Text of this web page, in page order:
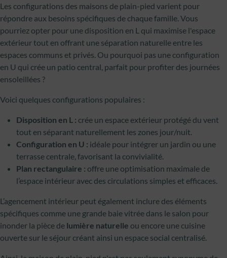
Les configurations des maisons de plain-pied varient pour
répondre aux besoins spécifiques de chaque famille. Vous
pourriez opter pour une disposition en L qui maximise l'espace
extérieur tout en offrant une séparation naturelle entre les
espaces communs et privés. Ou pourquoi pas une configuration
en U qui crée un patio central, parfait pour profiter des journées
ensoleillées ?
Voici quelques configurations populaires :
Disposition en L : crée un espace extérieur protégé du vent
tout en séparant naturellement les zones jour/nuit.
Configuration en U : idéale pour intégrer un jardin ou une
terrasse centrale, favorisant la convivialité.
Plan rectangulaire : offre une optimisation maximale de
l’espace intérieur avec des circulations simples et efficaces.
L’agencement intérieur peut également inclure des éléments
spécifiques comme une grande baie vitrée dans le salon pour
inonder la pièce de lumière naturelle ou encore une cuisine
ouverte sur le séjour créant ainsi un espace social centralisé.